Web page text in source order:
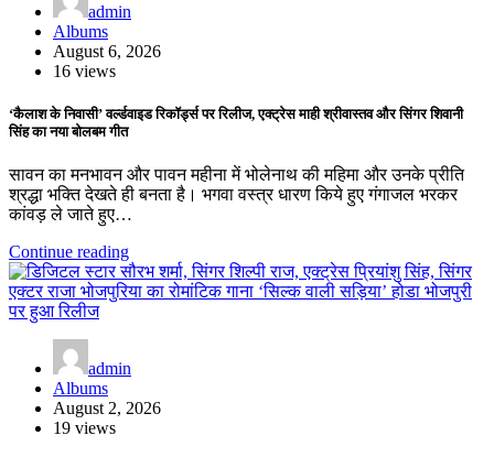
admin
Albums
August 6, 2026
16 views
‘कैलाश के निवासी’ वर्ल्डवाइड रिकॉर्ड्स पर रिलीज, एक्ट्रेस माही श्रीवास्तव और सिंगर शिवानी
सिंह का नया बोलबम गीत
सावन का मनभावन और पावन महीना में भोलेनाथ की महिमा और उनके प्रीति
श्रद्धा भक्ति देखते ही बनता है। भगवा वस्त्र धारण किये हुए गंगाजल भरकर
कांवड़ ले जाते हुए…
Continue reading
admin
Albums
August 2, 2026
19 views